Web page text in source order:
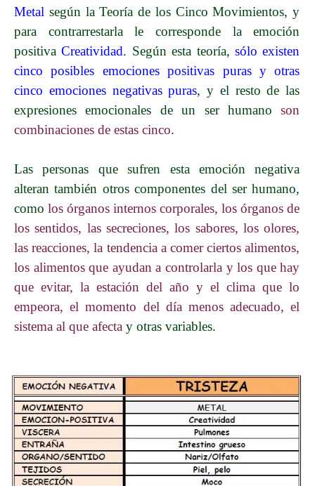
Metal según la Teoría de los Cinco Movimientos, y
para contrarrestarla le corresponde la emoción
positivaCreatividad. Según esta teoría, sólo existen
cinco posibles emociones positivas puras y otras
cinco emociones negativas puras, y el resto de las
expresiones emocionales de un ser humanoson
combinaciones de estas cinco.
Las personas que sufren esta emoción negativa
alteran también otros componentes del ser humano,
comolos órganos internos corporales, los órganos de
los sentidos, las secreciones, los sabores, los olores,
las reacciones, la tendencia a comer ciertos alimentos,
los alimentos que ayudan a controlarla y los que hay
que evitar, la estación del año y el clima que lo
empeora, el momento del día menos adecuado, el
sistema al que afecta y otras variables.